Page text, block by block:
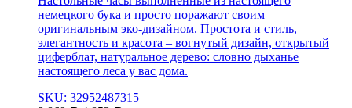
немецкого бука и просто поражают своим
оригинальным эко-дизайном. Простота и стиль,
элегантность и красота – вогнутый дизайн, открытый
циферблат, натуральное дерево: словно дыханье
настоящего леса у вас дома.
SKU: 32952487315